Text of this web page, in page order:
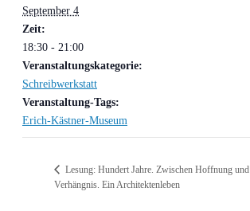
September 4
Zeit:
18:30 - 21:00
Veranstaltungskategorie:
Schreibwerkstatt
Veranstaltung-Tags:
Erich-Kästner-Museum
Lesung: Hundert Jahre. Zwischen Hoffnung und
Verhängnis. Ein Architektenleben